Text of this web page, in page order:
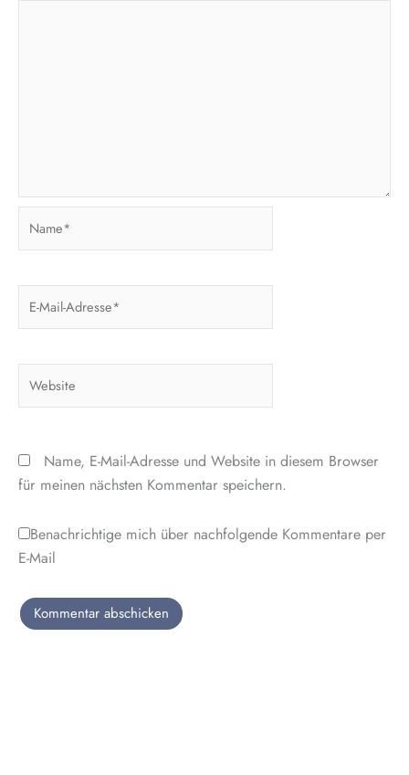
Website
Name, E-Mail-Adresse und Website in diesem Browser
für meinen nächsten Kommentar speichern.
Benachrichtige mich über nachfolgende Kommentare per
E-Mail